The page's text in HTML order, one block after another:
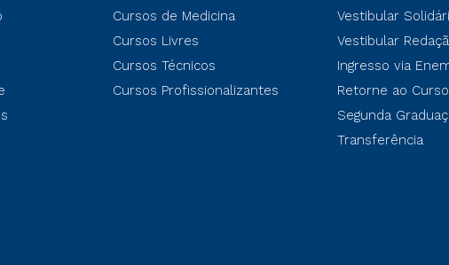
Cursos de Medicina
Cursos Livres
Cursos Técnicos
Cursos Profissionalizantes
Vestibular
Vestibular
Ingresso via
Retorne ao Curso
Segunda
Transferência